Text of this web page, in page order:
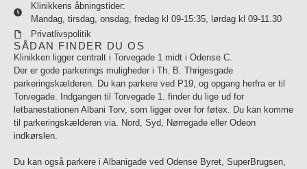
Klinikkens åbningstider:
Mandag, tirsdag, onsdag, fredag kl 09-15:35, lørdag kl 09-11.30
Privatlivspolitik
SÅDAN FINDER DU OS
Klinikken ligger centralt i Torvegade 1 midt i Odense C.
Der er gode parkerings muligheder i Th. B. Thrigesgade
parkeringskælderen. Du kan parkere ved P19, og opgang herfra er til
Torvegade. Indgangen til Torvegade 1. finder du lige ud for
letbanestationen Albani Torv, som ligger over for føtex. Du kan komme
til parkeringskælderen via. Nord, Syd, Nørregade eller Odeon
indkørslen.
Du kan også parkere i Albanigade ved Odense Byret, SuperBrugsen,